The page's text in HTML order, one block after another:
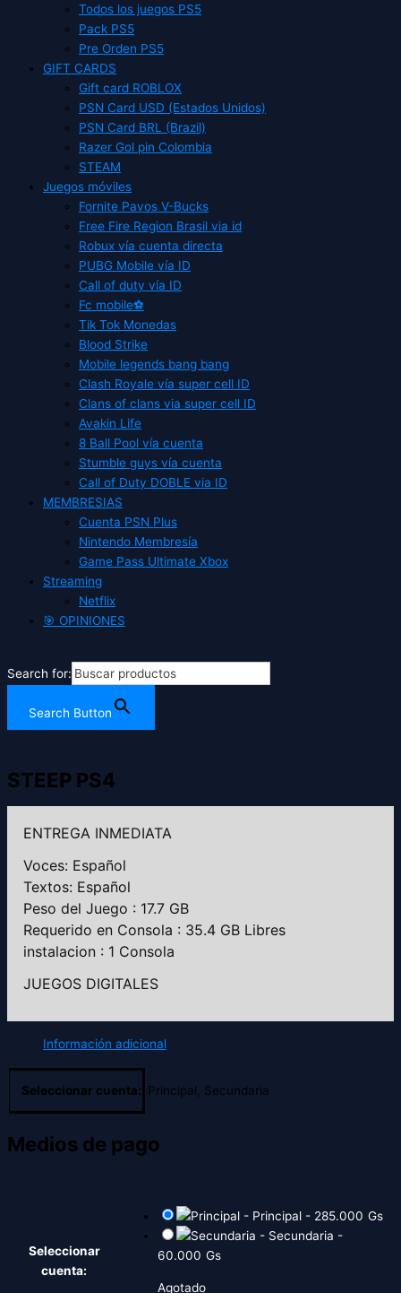
Todos los juegos PS5
Pack PS5
Pre Orden PS5
GIFT CARDS
Gift card ROBLOX
PSN Card USD (Estados Unidos)
PSN Card BRL (Brazil)
Razer Gol pin Colombia
STEAM
Juegos móviles
Fornite Pavos V-Bucks
Free Fire Region Brasil via id
Robux vía cuenta directa
PUBG Mobile vía ID
Call of duty vía ID
Fc mobile⚽
Tik Tok Monedas
Blood Strike
Mobile legends bang bang
Clash Royale vía super cell ID
Clans of clans via super cell ID
Avakin Life
8 Ball Pool vía cuenta
Stumble guys vía cuenta
Call of Duty DOBLE via ID
MEMBRESIAS
Cuenta PSN Plus
Nintendo Membresía
Game Pass Ultimate Xbox
Streaming
Netflix
🎯 OPINIONES
Search for:
Search Button
STEEP PS4
ENTREGA INMEDIATA
Voces: Español
Textos: Español
Peso del Juego : 17.7 GB
Requerido en Consola : 35.4 GB Libres
instalacion : 1 Consola
JUEGOS DIGITALES
Información adicional
Seleccionar cuenta: Principal, Secundaria
Medios de pago
Seleccionar
cuenta:
- Principal - 285.000 Gs
- Secundaria -
60.000 Gs
Agotado